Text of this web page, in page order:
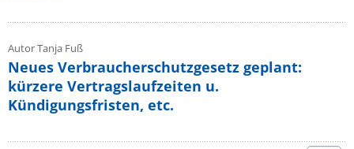
Autor Tanja Fuß
Neues Verbraucherschutzgesetz geplant:
kürzere Vertragslaufzeiten u.
Kündigungsfristen, etc.